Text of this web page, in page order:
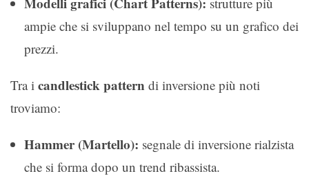
ampie che si sviluppano nel tempo su un grafico dei
prezzi.
Tra i candlestick pattern di inversione più noti
troviamo:
Hammer (Martello): segnale di inversione rialzista
che si forma dopo un trend ribassista.